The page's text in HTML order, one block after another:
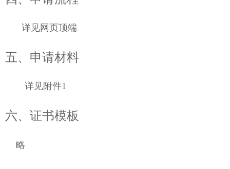
详见网页顶端
五、申请材料
详见附件1
六、证书模板
略